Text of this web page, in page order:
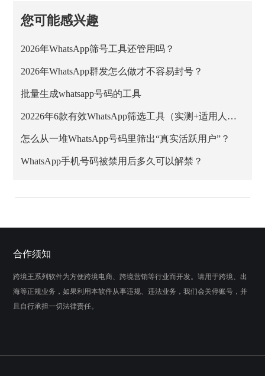
您可能感兴趣
2026年WhatsApp筛号工具还管用吗？
2026年WhatsApp群发怎么做才不容易封号？
批量生成whatsapp号码的工具
20226年6款有效WhatsApp筛选工具（实测+适用人群）
怎么从一堆WhatsApp号码里筛出“真实活跃用户”？
WhatsApp手机号码被禁用后多久可以解禁？
合作须知
跨境王系列软件为方便跨境电商、跨境营销等行业而开发。请用于跨境、出
海等正规业务，如果利用本软件从事违规、违法业务，我们会关停账号，并
且自行承担一切法律责任。